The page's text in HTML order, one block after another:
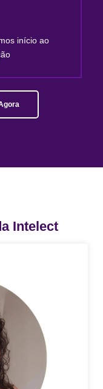
início ao
Intelect